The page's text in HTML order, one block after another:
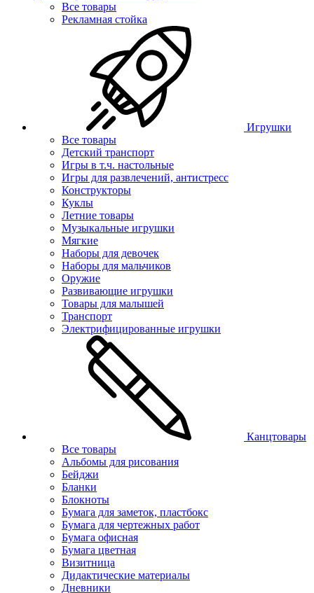
Все товары
Рекламная стойка
Игрушки
Все товары
Детский транспорт
Игры в т.ч. настольные
Игры для развлечений, антистресс
Конструкторы
Куклы
Летние товары
Музыкальные игрушки
Мягкие
Наборы для девочек
Наборы для мальчиков
Оружие
Развивающие игрушки
Товары для малышей
Транспорт
Электрифицированные игрушки
Канцтовары
Все товары
Альбомы для рисования
Бейджи
Бланки
Блокноты
Бумага для заметок, пластбокс
Бумага для чертежных работ
Бумага офисная
Бумага цветная
Визитница
Дидактические материалы
Дневники